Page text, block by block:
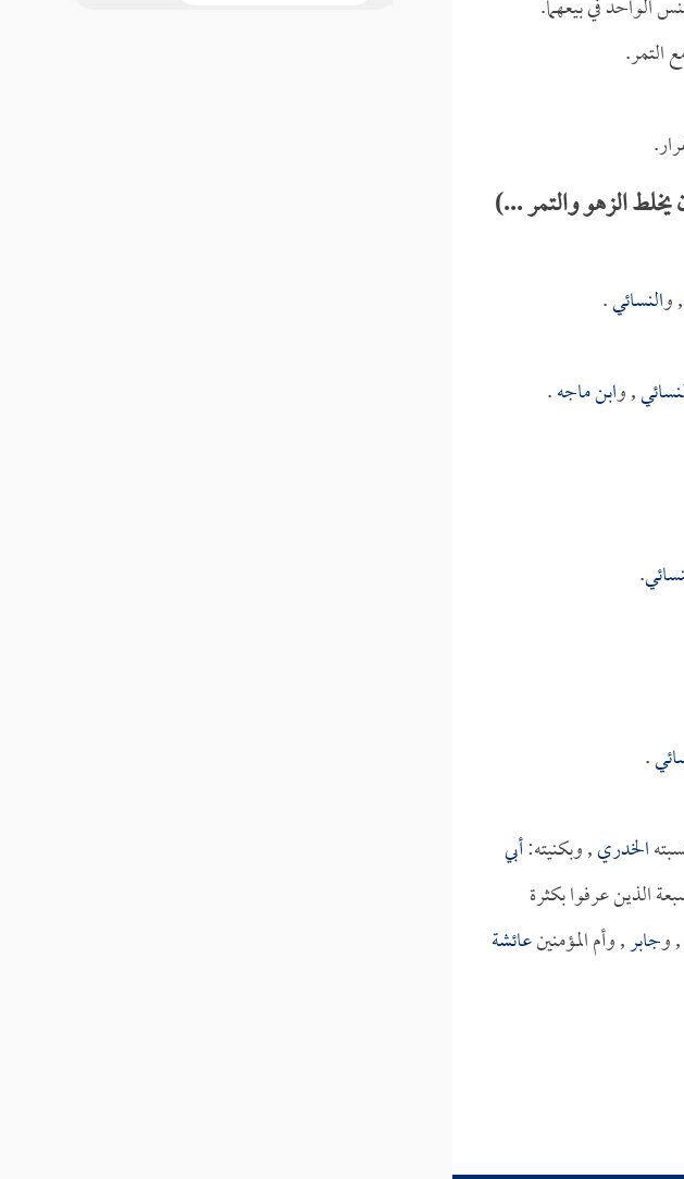
الواحد في بيعهما.
التمر.
الزهو والتمر ...)
, والنسائي.
, وابن ماجه.
.
.
الخدري, وبكنيته:أبي
الذين عرفوا بكثرة
, وجابر, وأم المؤمنينعائشة